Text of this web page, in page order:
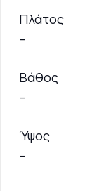
Πλάτος
–
Βάθος
–
Ύψος
–